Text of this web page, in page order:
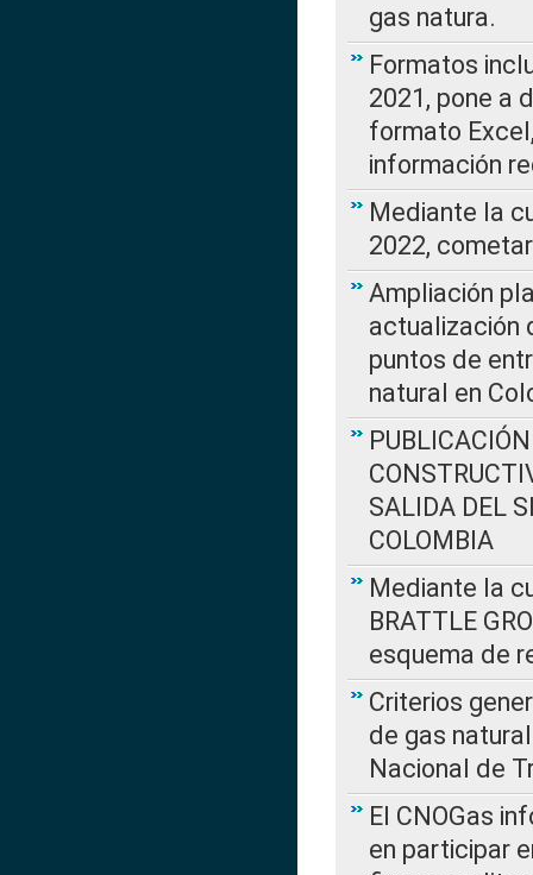
gas natura.
Formatos
2021, pone a
formato
información
Mediante la
2022,
Ampliación
actualización
puntos de
natural en
SALIDA DEL
COLOMBIA
Mediante la
BRATTLE
esquema de
Criterios
de gas
Nacional de
El CNOGas
en participar